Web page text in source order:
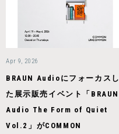
Apr 9, 2026
BRAUN Audioにフォーカスし
た展示販売イベント「BRAUN
Audio The Form of Quiet
Vol.2」がCOMMON